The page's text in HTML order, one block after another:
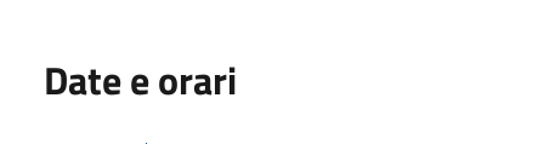
Date e orari